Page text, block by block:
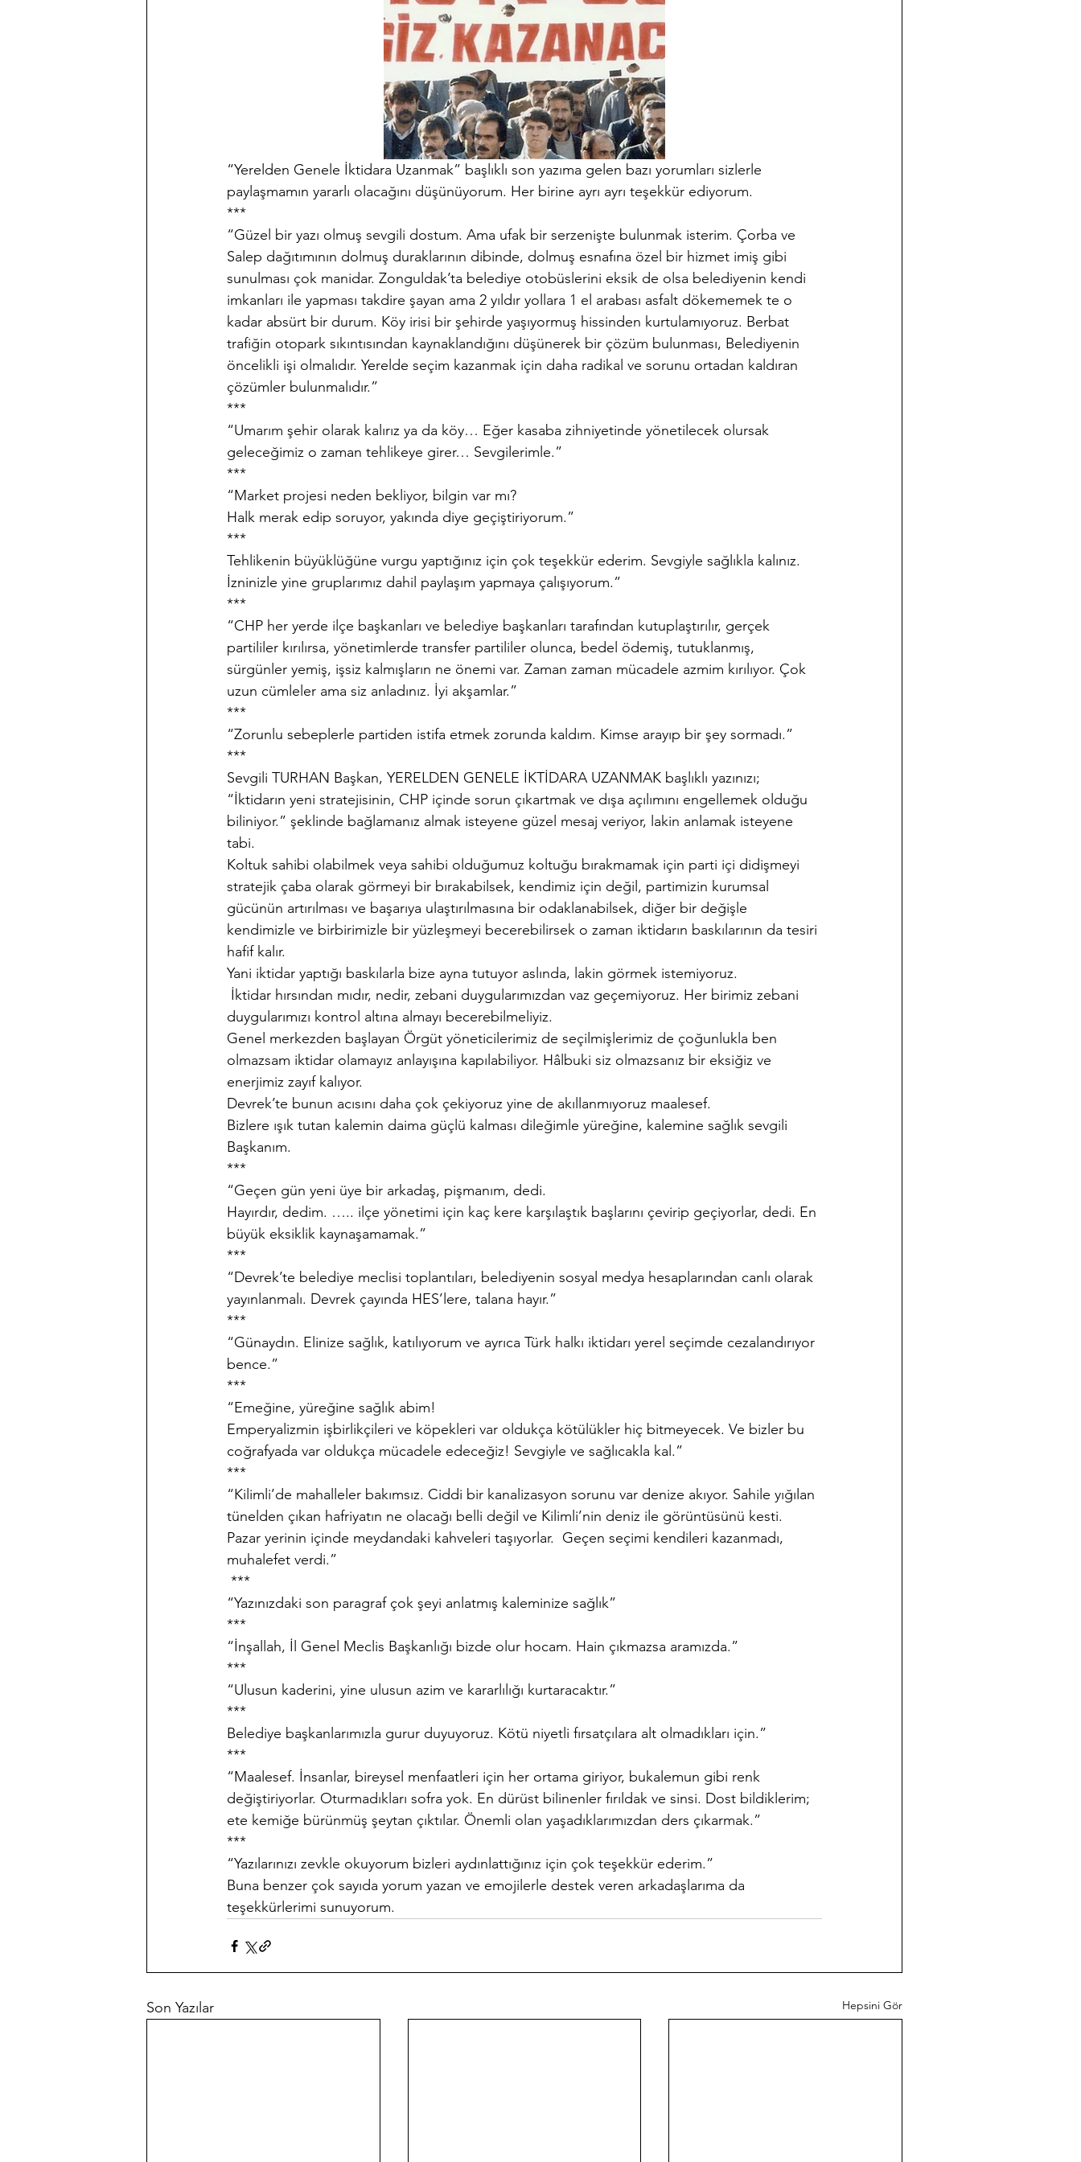
“Yerelden Genele İktidara Uzanmak” başlıklı son yazıma gelen bazı yorumları sizlerle
paylaşmamın yararlı olacağını düşünüyorum. Her birine ayrı ayrı teşekkür ediyorum.
***
“Güzel bir yazı olmuş sevgili dostum. Ama ufak bir serzenişte bulunmak isterim. Çorba ve
Salep dağıtımının dolmuş duraklarının dibinde, dolmuş esnafına özel bir hizmet imiş gibi
sunulması çok manidar. Zonguldak’ta belediye otobüslerini eksik de olsa belediyenin kendi
imkanları ile yapması takdire şayan ama 2 yıldır yollara 1 el arabası asfalt dökememek te o
kadar absürt bir durum. Köy irisi bir şehirde yaşıyormuş hissinden kurtulamıyoruz. Berbat
trafiğin otopark sıkıntısından kaynaklandığını düşünerek bir çözüm bulunması, Belediyenin
öncelikli işi olmalıdır. Yerelde seçim kazanmak için daha radikal ve sorunu ortadan kaldıran
çözümler bulunmalıdır.”
***
“Umarım şehir olarak kalırız ya da köy… Eğer kasaba zihniyetinde yönetilecek olursak
geleceğimiz o zaman tehlikeye girer… Sevgilerimle.”
***
“Market projesi neden bekliyor, bilgin var mı?
Halk merak edip soruyor, yakında diye geçiştiriyorum.”
***
Tehlikenin büyüklüğüne vurgu yaptığınız için çok teşekkür ederim. Sevgiyle sağlıkla kalınız.
İzninizle yine gruplarımız dahil paylaşım yapmaya çalışıyorum.”
***
“CHP her yerde ilçe başkanları ve belediye başkanları tarafından kutuplaştırılır, gerçek
partililer kırılırsa, yönetimlerde transfer partililer olunca, bedel ödemiş, tutuklanmış,
sürgünler yemiş, işsiz kalmışların ne önemi var. Zaman zaman mücadele azmim kırılıyor. Çok
uzun cümleler ama siz anladınız. İyi akşamlar.”
***
“Zorunlu sebeplerle partiden istifa etmek zorunda kaldım. Kimse arayıp bir şey sormadı.”
***
Sevgili TURHAN Başkan, YERELDEN GENELE İKTİDARA UZANMAK başlıklı yazınızı;
“İktidarın yeni stratejisinin, CHP içinde sorun çıkartmak ve dışa açılımını engellemek olduğu
biliniyor.” şeklinde bağlamanız almak isteyene güzel mesaj veriyor, lakin anlamak isteyene
tabi.
Koltuk sahibi olabilmek veya sahibi olduğumuz koltuğu bırakmamak için parti içi didişmeyi
stratejik çaba olarak görmeyi bir bırakabilsek, kendimiz için değil, partimizin kurumsal
gücünün artırılması ve başarıya ulaştırılmasına bir odaklanabilsek, diğer bir değişle
kendimizle ve birbirimizle bir yüzleşmeyi becerebilirsek o zaman iktidarın baskılarının da tesiri
hafif kalır.
Yani iktidar yaptığı baskılarla bize ayna tutuyor aslında, lakin görmek istemiyoruz.
İktidar hırsından mıdır, nedir, zebani duygularımızdan vaz geçemiyoruz. Her birimiz zebani
duygularımızı kontrol altına almayı becerebilmeliyiz.
Genel merkezden başlayan Örgüt yöneticilerimiz de seçilmişlerimiz de çoğunlukla ben
olmazsam iktidar olamayız anlayışına kapılabiliyor. Hâlbuki siz olmazsanız bir eksiğiz ve
enerjimiz zayıf kalıyor.
Devrek’te bunun acısını daha çok çekiyoruz yine de akıllanmıyoruz maalesef.
Bizlere ışık tutan kalemin daima güçlü kalması dileğimle yüreğine, kalemine sağlık sevgili
Başkanım.
***
“Geçen gün yeni üye bir arkadaş, pişmanım, dedi.
Hayırdır, dedim. ….. ilçe yönetimi için kaç kere karşılaştık başlarını çevirip geçiyorlar, dedi. En
büyük eksiklik kaynaşamamak.”
***
“Devrek’te belediye meclisi toplantıları, belediyenin sosyal medya hesaplarından canlı olarak
yayınlanmalı. Devrek çayında HES’lere, talana hayır.”
***
“Günaydın. Elinize sağlık, katılıyorum ve ayrıca Türk halkı iktidarı yerel seçimde cezalandırıyor
bence.”
***
“Emeğine, yüreğine sağlık abim!
Emperyalizmin işbirlikçileri ve köpekleri var oldukça kötülükler hiç bitmeyecek. Ve bizler bu
coğrafyada var oldukça mücadele edeceğiz! Sevgiyle ve sağlıcakla kal.”
***
“Kilimli’de mahalleler bakımsız. Ciddi bir kanalizasyon sorunu var denize akıyor. Sahile yığılan
tünelden çıkan hafriyatın ne olacağı belli değil ve Kilimli’nin deniz ile görüntüsünü kesti.
Pazar yerinin içinde meydandaki kahveleri taşıyorlar.  Geçen seçimi kendileri kazanmadı,
muhalefet verdi.”
***
“Yazınızdaki son paragraf çok şeyi anlatmış kaleminize sağlık”
***
“İnşallah, İl Genel Meclis Başkanlığı bizde olur hocam. Hain çıkmazsa aramızda.”
***
“Ulusun kaderini, yine ulusun azim ve kararlılığı kurtaracaktır.”
***
Belediye başkanlarımızla gurur duyuyoruz. Kötü niyetli fırsatçılara alt olmadıkları için.”
***
“Maalesef. İnsanlar, bireysel menfaatleri için her ortama giriyor, bukalemun gibi renk
değiştiriyorlar. Oturmadıkları sofra yok. En dürüst bilinenler fırıldak ve sinsi. Dost bildiklerim;
ete kemiğe bürünmüş şeytan çıktılar. Önemli olan yaşadıklarımızdan ders çıkarmak.”
***
“Yazılarınızı zevkle okuyorum bizleri aydınlattığınız için çok teşekkür ederim.”
Buna benzer çok sayıda yorum yazan ve emojilerle destek veren arkadaşlarıma da
teşekkürlerimi sunuyorum.
Son Yazılar Hepsini Gör